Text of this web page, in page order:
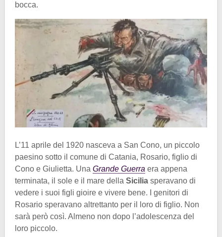
bocca.
L’11 aprile del 1920 nasceva a San Cono, un piccolo
paesino sotto il comune di Catania, Rosario, figlio di
Cono e Giulietta. Una Grande Guerra era appena
terminata, il sole e il mare della Sicilia speravano di
vedere i suoi figli gioire e vivere bene. I genitori di
Rosario speravano altrettanto per il loro di figlio. Non
sarà però così. Almeno non dopo l’adolescenza del
loro piccolo.